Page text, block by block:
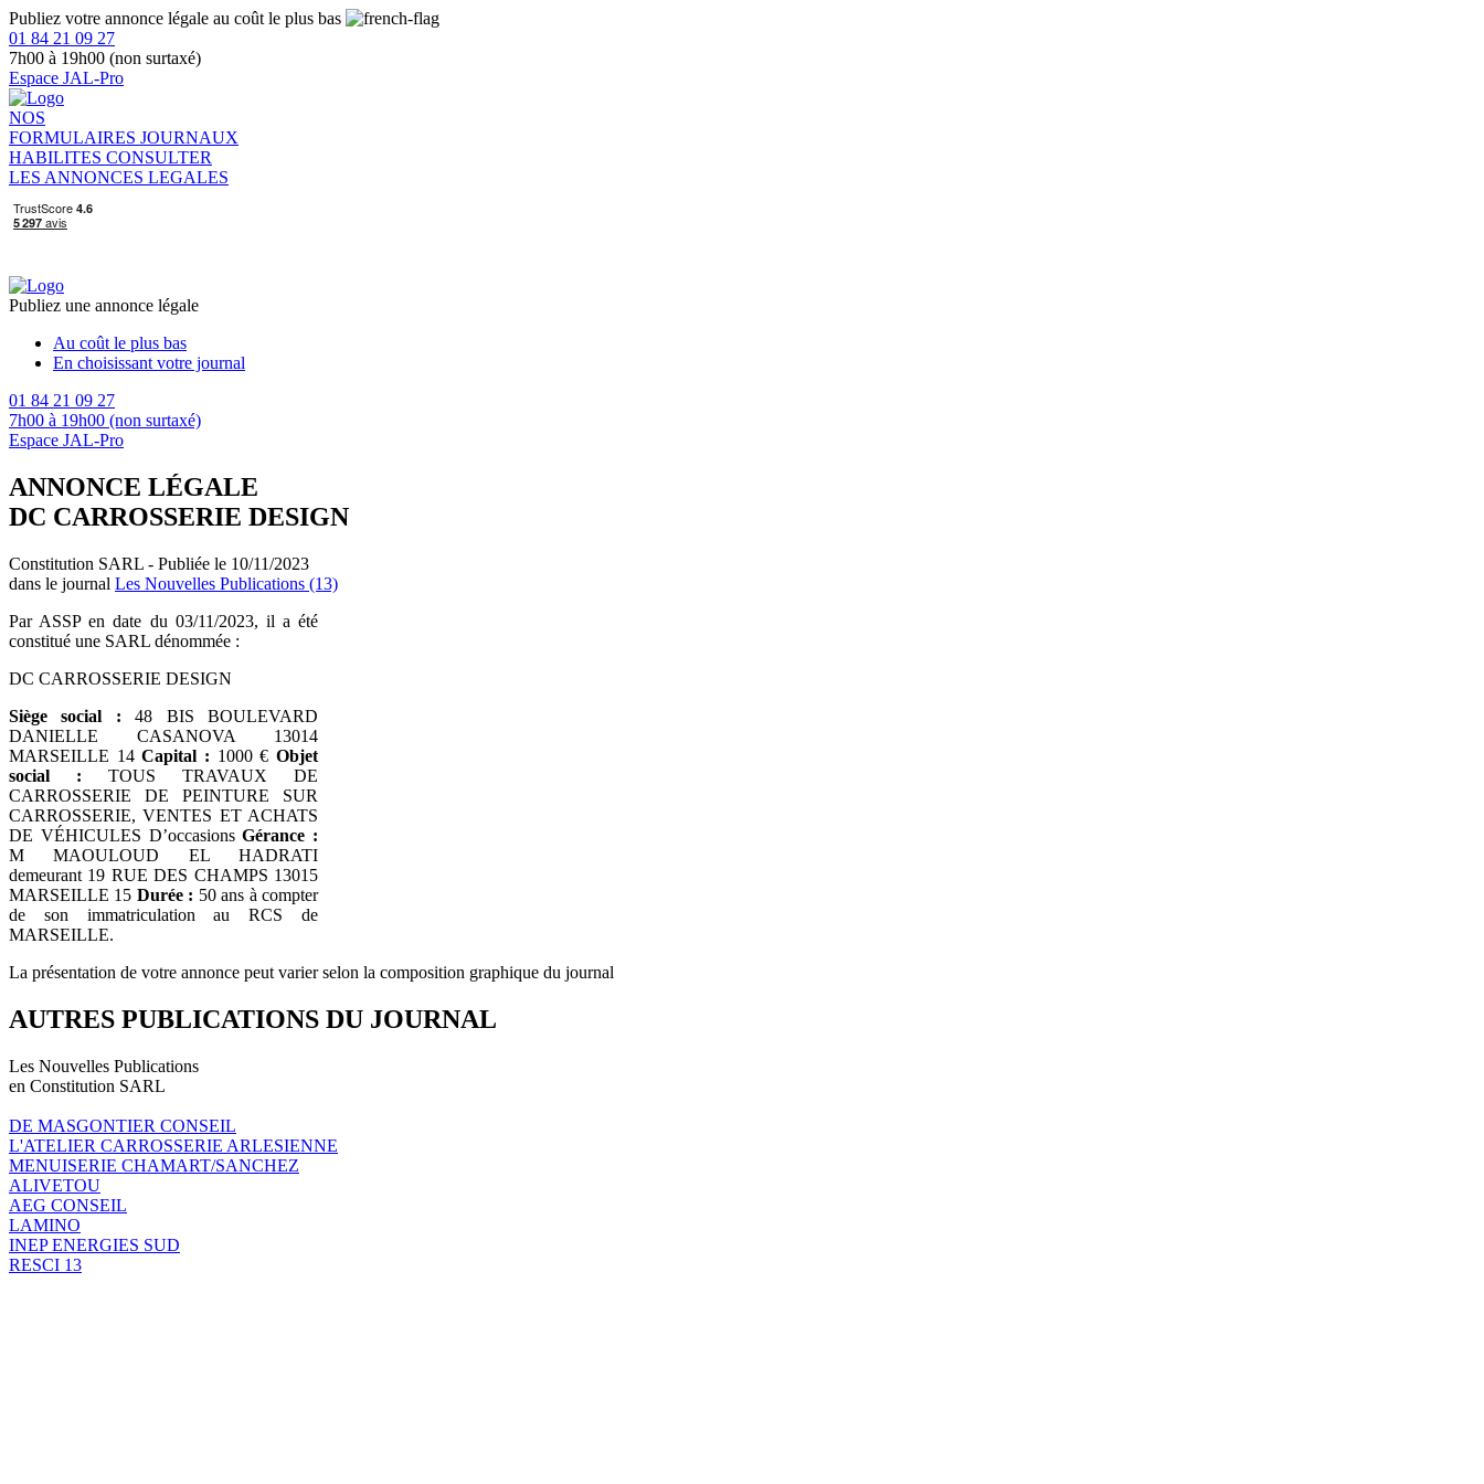
Publiez votre annonce légale au coût le plus bas
01 84 21 09 27
7h00 à 19h00 (non surtaxé)
Espace JAL-Pro
NOS
FORMULAIRES JOURNAUX
HABILITES CONSULTER
LES ANNONCES LEGALES
Publiez une annonce légale
Au coût le plus bas
En choisissant votre journal
01 84 21 09 27
7h00 à 19h00 (non surtaxé)
Espace JAL-Pro
ANNONCE LÉGALE
DC CARROSSERIE DESIGN
Constitution SARL - Publiée le 10/11/2023
dans le journal Les Nouvelles Publications (13)
Par ASSP en date du 03/11/2023, il a été
constitué une SARL dénommée :
DC CARROSSERIE DESIGN
Siège social : 48 BIS BOULEVARD
DANIELLE CASANOVA 13014
MARSEILLE 14Capital : 1000 €Objet
social : TOUS TRAVAUX DE
CARROSSERIE DE PEINTURE SUR
CARROSSERIE, VENTES ET ACHATS
DE VÉHICULES D’occasionsGérance :
M MAOULOUD EL HADRATI
demeurant 19 RUE DES CHAMPS 13015
MARSEILLE 15 Durée : 50 ans à compter
de son immatriculation au RCS de
MARSEILLE.
La présentation de votre annonce peut varier selon la composition graphique du journal
AUTRES PUBLICATIONS DU JOURNAL
Les Nouvelles Publications
en Constitution SARL
DE MASGONTIER CONSEIL
L'ATELIER CARROSSERIE ARLESIENNE
MENUISERIE CHAMART/SANCHEZ
ALIVETOU
AEG CONSEIL
LAMINO
INEP ENERGIES SUD
RESCI 13